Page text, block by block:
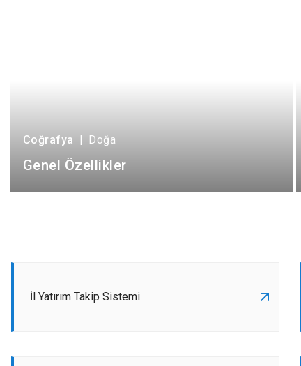
Coğrafya | Doğa
Genel Özellikler
İl Yatırım Takip Sistemi